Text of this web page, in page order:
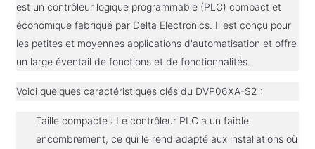
est un contrôleur logique programmable (PLC) compact et
économique fabriqué par Delta Electronics. Il est conçu pour
les petites et moyennes applications d'automatisation et offre
un large éventail de fonctions et de fonctionnalités.
Voici quelques caractéristiques clés du DVP06XA-S2 :
Taille compacte : Le contrôleur PLC a un faible
encombrement, ce qui le rend adapté aux installations où